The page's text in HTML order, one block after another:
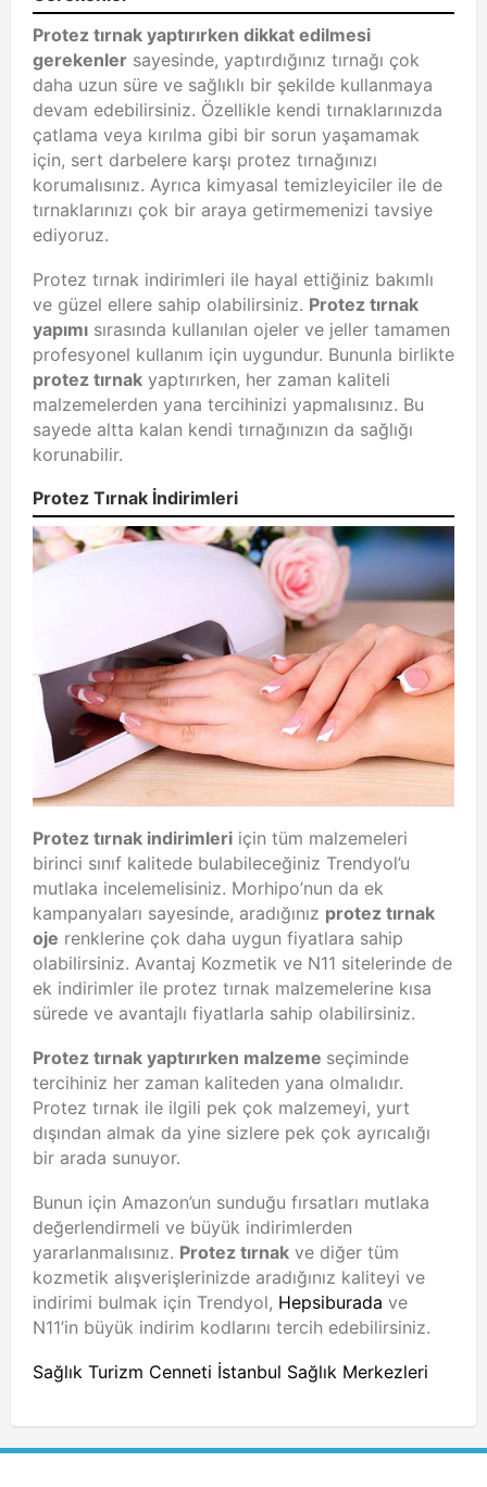
Protez tırnak yaptırırken dikkat edilmesi
gerekenler sayesinde, yaptırdığınız tırnağı çok
daha uzun süre ve sağlıklı bir şekilde kullanmaya
devam edebilirsiniz. Özellikle kendi tırnaklarınızda
çatlama veya kırılma gibi bir sorun yaşamamak
için, sert darbelere karşı protez tırnağınızı
korumalısınız. Ayrıca kimyasal temizleyiciler ile de
tırnaklarınızı çok bir araya getirmemenizi tavsiye
ediyoruz.
Protez tırnak indirimleri ile hayal ettiğiniz bakımlı
ve güzel ellere sahip olabilirsiniz. Protez tırnak
yapımı sırasında kullanılan ojeler ve jeller tamamen
profesyonel kullanım için uygundur. Bununla birlikte
protez tırnak yaptırırken, her zaman kaliteli
malzemelerden yana tercihinizi yapmalısınız. Bu
sayede altta kalan kendi tırnağınızın da sağlığı
korunabilir.
Protez Tırnak İndirimleri
Protez tırnak indirimleri için tüm malzemeleri
birinci sınıf kalitede bulabileceğiniz Trendyol’u
mutlaka incelemelisiniz. Morhipo’nun da ek
kampanyaları sayesinde, aradığınız protez tırnak
oje renklerine çok daha uygun fiyatlara sahip
olabilirsiniz. Avantaj Kozmetik ve N11 sitelerinde de
ek indirimler ile protez tırnak malzemelerine kısa
sürede ve avantajlı fiyatlarla sahip olabilirsiniz.
Protez tırnak yaptırırken malzeme seçiminde
tercihiniz her zaman kaliteden yana olmalıdır.
Protez tırnak ile ilgili pek çok malzemeyi, yurt
dışından almak da yine sizlere pek çok ayrıcalığı
bir arada sunuyor.
Bunun için Amazon’un sunduğu fırsatları mutlaka
değerlendirmeli ve büyük indirimlerden
yararlanmalısınız. Protez tırnak ve diğer tüm
kozmetik alışverişlerinizde aradığınız kaliteyi ve
indirimi bulmak için Trendyol, Hepsiburada ve
N11’in büyük indirim kodlarını tercih edebilirsiniz.
Sağlık Turizm Cenneti İstanbul Sağlık Merkezleri